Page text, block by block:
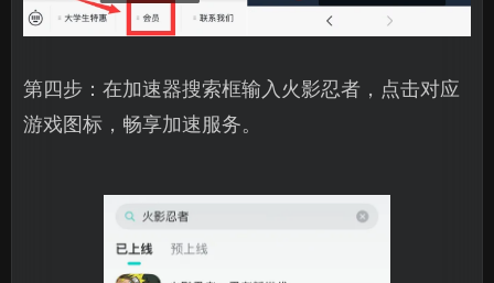
第四步：在加速器搜索框输入火影忍者，点击对应
游戏图标，畅享加速服务。